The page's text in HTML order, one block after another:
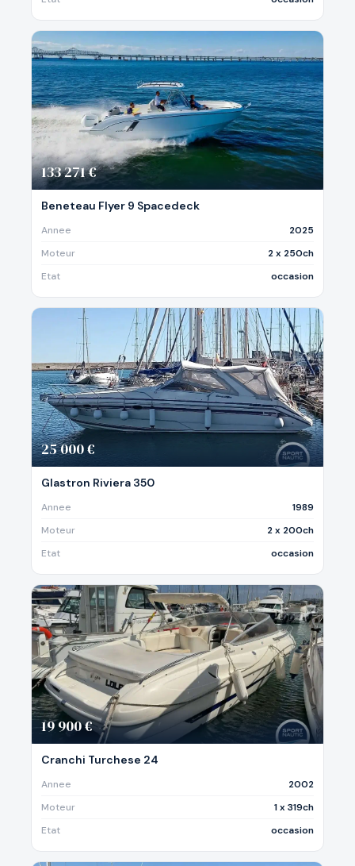
133 271 €
Beneteau Flyer 9 Spacedeck
Annee
2025
Moteur
2 x 250ch
Etat
occasion
25 000 €
Glastron Riviera 350
Annee
1989
Moteur
2 x 200ch
Etat
occasion
19 900 €
Cranchi Turchese 24
Annee
2002
Moteur
1 x 319ch
Etat
occasion